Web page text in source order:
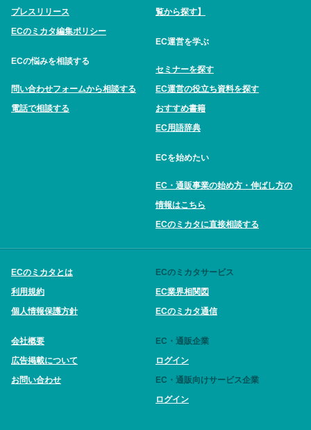
プレスリリース
ECのミカタ編集ポリシー
ECの悩みを相談する
問い合わせフォームから相談する
電話で相談する
覧から探す】
EC運営を学ぶ
セミナーを探す
EC運営の役立ち資料を探す
おすすめ書籍
EC用語辞典
ECを始めたい
EC・通販事業の始め方・伸ばし方の
情報はこちら
ECのミカタに直接相談する
ECのミカタとは
利用規約
個人情報保護方針
会社概要
広告掲載について
お問い合わせ
ECのミカタサービス
EC業界相関図
ECのミカタ通信
EC・通販企業
ログイン
EC・通販向けサービス企業
ログイン